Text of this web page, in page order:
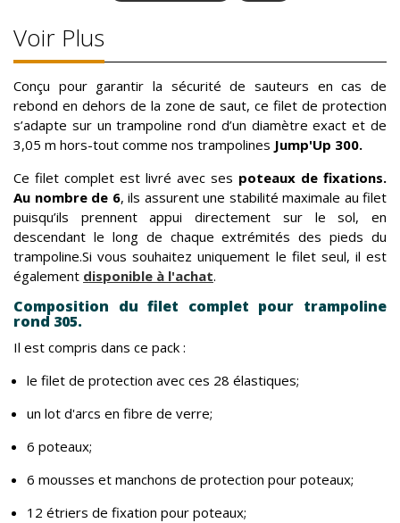
Voir Plus
Conçu pour garantir la sécurité de sauteurs en cas de
rebond en dehors de la zone de saut, ce filet de protection
s’adapte sur un trampoline rond d’un diamètre exact et de
3,05 m hors-tout comme nos trampolines Jump'Up 300.
Ce filet complet est livré avec ses poteaux de fixations.
Au nombre de 6, ils assurent une stabilité maximale au filet
puisqu’ils prennent appui directement sur le sol, en
descendant le long de chaque extrémités des pieds du
trampoline.Si vous souhaitez uniquement le filet seul, il est
également disponible à l'achat.
Composition du filet complet pour trampoline
rond 305.
Il est compris dans ce pack :
le filet de protection avec ces 28 élastiques;
un lot d'arcs en fibre de verre;
6 poteaux;
6 mousses et manchons de protection pour poteaux;
12 étriers de fixation pour poteaux;